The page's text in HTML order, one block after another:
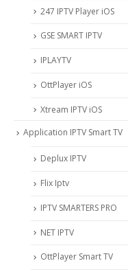
247 IPTV Player iOS
‎GSE SMART IPTV
IPLAYTV
OttPlayer iOS
Xtream IPTV iOS
Application IPTV Smart TV
Deplux IPTV
Flix Iptv
IPTV SMARTERS PRO
NET IPTV
OttPlayer Smart TV